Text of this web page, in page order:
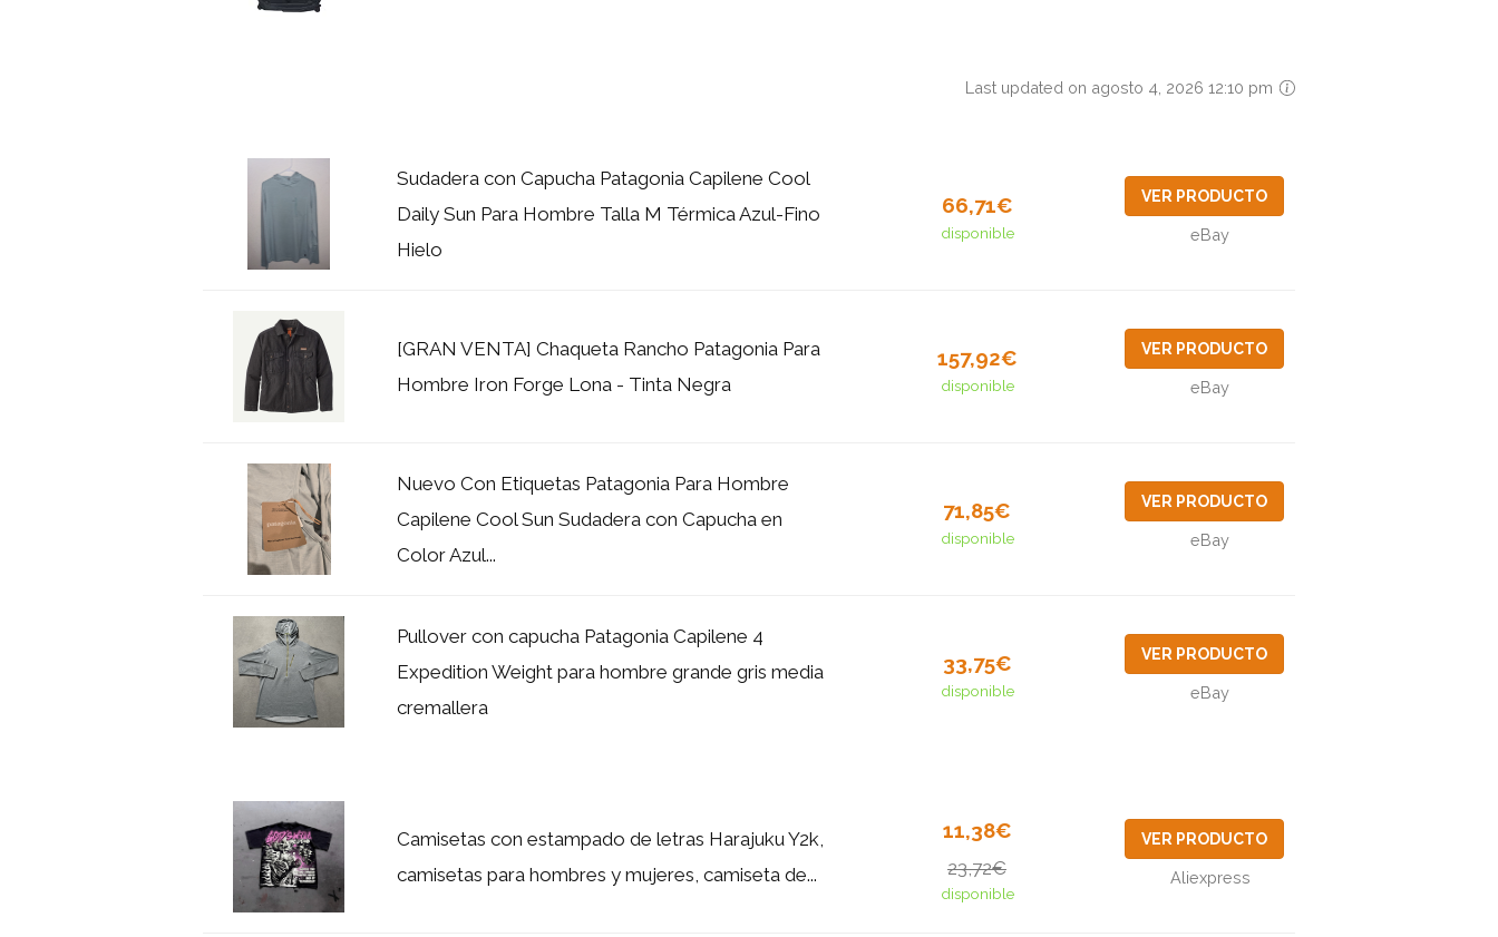
Last updated on agosto 4, 2026 12:10 pm
Sudadera con Capucha Patagonia Capilene Cool
Daily Sun Para Hombre Talla M Térmica Azul-Fino
Hielo
66,71€
disponible
VER PRODUCTO
eBay
[GRAN VENTA] Chaqueta Rancho Patagonia Para
Hombre Iron Forge Lona - Tinta Negra
157,92€
disponible
VER PRODUCTO
eBay
Nuevo Con Etiquetas Patagonia Para Hombre
Capilene Cool Sun Sudadera con Capucha en
Color Azul...
71,85€
disponible
VER PRODUCTO
eBay
Pullover con capucha Patagonia Capilene 4
Expedition Weight para hombre grande gris media
cremallera
33,75€
disponible
VER PRODUCTO
eBay
Camisetas con estampado de letras Harajuku Y2k,
camisetas para hombres y mujeres, camiseta de...
11,38€
23,72€
disponible
VER PRODUCTO
Aliexpress